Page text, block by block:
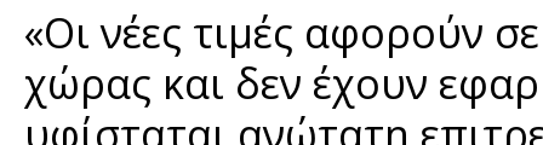
«Οι νέες τιμές αφορούν
χώρας και δεν έχουν
υφίσταται ανώτατη